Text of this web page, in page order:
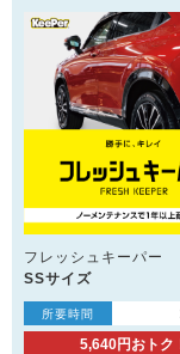
フレッシュキーパー
SSサイズ
所要時間
5,640円おトク